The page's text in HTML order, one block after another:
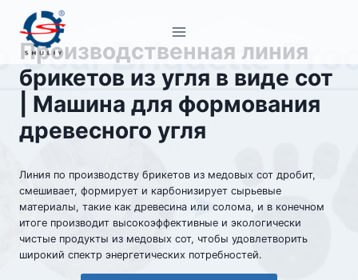
Перейти
содержимому
Производственная линия
брикетов из угля в виде сот
| Машина для формования
древесного угля
Линия по производству брикетов из медовых сот дробит,
смешивает, формирует и карбонизирует сырьевые
материалы, такие как древесина или солома, и в конечном
итоге производит высокоэффективные и экологически
чистые продукты из медовых сот, чтобы удовлетворить
широкий спектр энергетических потребностей.